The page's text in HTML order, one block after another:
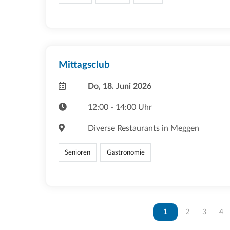
Mittagsclub
Do, 18. Juni 2026
12:00 - 14:00 Uhr
Diverse Restaurants in Meggen
Senioren Gastronomie
Vous êtes sur la page
1 Vous êtes sur
2 Vous
3 4